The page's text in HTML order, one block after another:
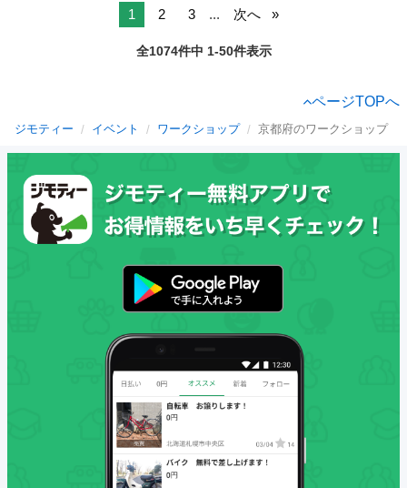
1 2 3 ... 次へ
全1074件中 1-50件表示
ページTOPへ
ジモティー イベント ワークショップ 京都府のワークショップ